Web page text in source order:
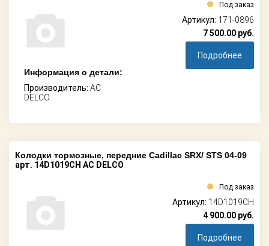
Информация о детали:
Производитель: AC
DELCO
Под заказ
Артикул: 171-0896
7 500.00 руб.
Подробнее
Колодки тормозные, передние Cadillac SRX/ STS 04-09
арт. 14D1019CH AC DELCO
Под заказ
Артикул: 14D1019CH
4 900.00 руб.
Подробнее